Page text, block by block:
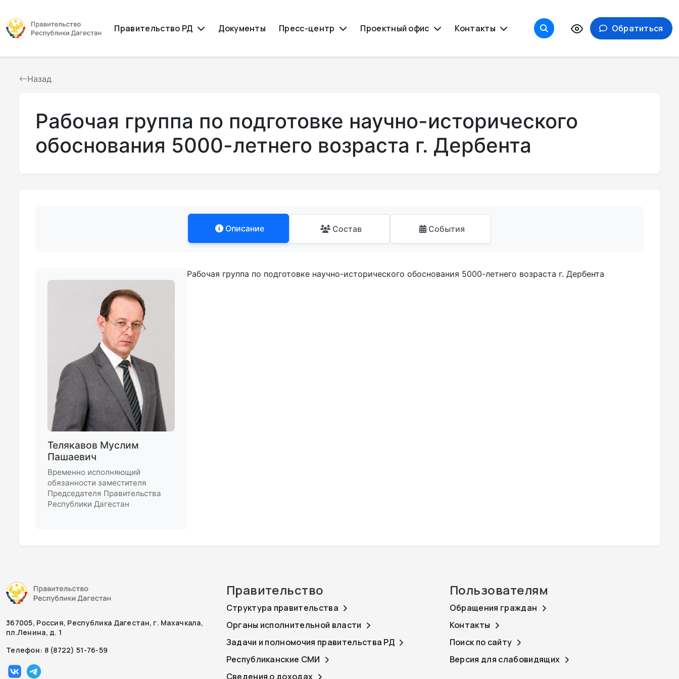
Правительство РД Документы Пресс-центр Проектный офис Контакты Обратиться
Назад
Рабочая группа по подготовке научно-исторического
обоснования 5000-летнего возраста г. Дербента
Описание Состав События
Телякавов Муслим
Пашаевич
Временно исполняющий
обязанности заместителя
Председателя Правительства
Республики Дагестан
Рабочая группа по подготовке научно-исторического обоснования 5000-летнего возраста г. Дербента
367005, Россия, Республика Дагестан, г. Махачкала,
пл.Ленина, д. 1
Телефон: 8 (8722) 51-76-59
Правительство
Структура правительства
Органы исполнительной власти
Задачи и полномочия правительства РД
Республиканские СМИ
Сведения о доходах
Пользователям
Обращения граждан
Контакты
Поиск по сайту
Версия для слабовидящих